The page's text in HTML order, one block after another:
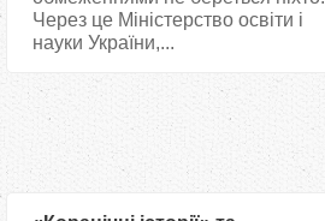
Через це Міністерство освіти і
науки України,...